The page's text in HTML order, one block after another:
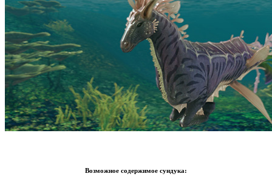
Возможное содержимое сундука: